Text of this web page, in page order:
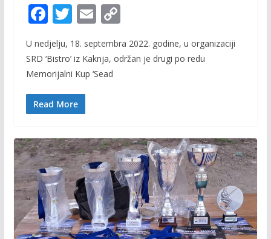
F
ac
e
b
o
o
T
itt
er
E
m
ai
l
C
p
U nedjelju, 18. septembra 2022. godine, u organizaciji
SRD ‘Bistro’ iz Kaknja, održan je drugi po redu
Memorijalni Kup ‘Sead
Read More